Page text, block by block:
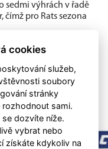
sedmi výhrách v řadě
čímž pro Rats sezona
cookies
služeb,
soubory
stránky
rozhodnout sami.
dozvíte níže.
vybrat nebo
získáte kdykoliv na